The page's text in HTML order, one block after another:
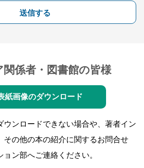
送信する
関係者・図書館の皆様
紙画像のダウンロード
ウンロードできない場合や、著者イン
その他の本の紹介に関するお問合せ
ン部へご連絡ください。